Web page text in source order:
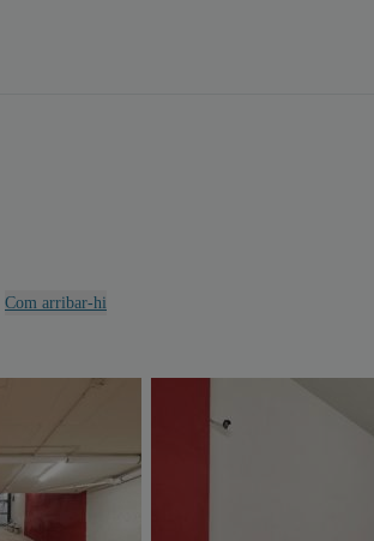
Com arribar-hi